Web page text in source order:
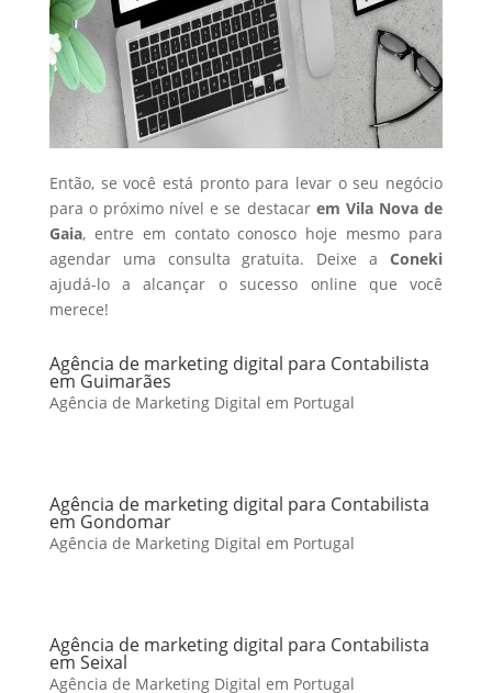
Então, se você está pronto para levar o seu negócio
para o próximo nível e se destacar em Vila Nova de
Gaia, entre em contato conosco hoje mesmo para
agendar uma consulta gratuita. Deixe aConeki
ajudá-lo a alcançar o sucesso online que você
merece!
Agência de marketing digital para Contabilista
em Guimarães
Agência de Marketing Digital em Portugal
Agência de marketing digital para Contabilista
em Gondomar
Agência de Marketing Digital em Portugal
Agência de marketing digital para Contabilista
em Seixal
Agência de Marketing Digital em Portugal